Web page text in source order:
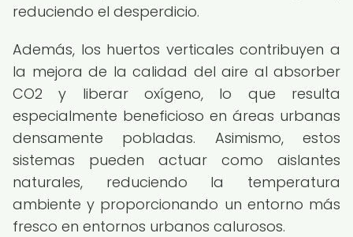
reduciendo el desperdicio.
Además, los huertos verticales contribuyen a
la mejora de la calidad del aire al absorber
CO2 y liberar oxígeno, lo que resulta
especialmente beneficioso en áreas urbanas
densamente pobladas. Asimismo, estos
sistemas pueden actuar como aislantes
naturales, reduciendo la temperatura
ambiente y proporcionando un entorno más
fresco en entornos urbanos calurosos.